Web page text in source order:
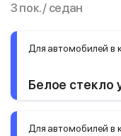
3 пок. / седан
Для автомобилей в
Белое стекло
Для автомобилей в